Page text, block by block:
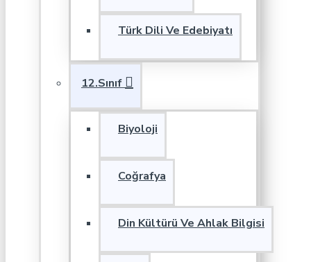
Türk Dili Ve Edebiyatı
12.Sınıf
Biyoloji
Coğrafya
Din Kültürü Ve Ahlak Bilgisi